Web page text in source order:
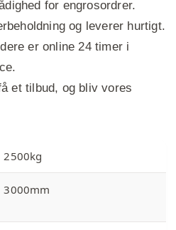
for engrosordrer.
og leverer hurtigt.
er online 24 timer i
et tilbud, og bliv vores
2500kg
3000mm